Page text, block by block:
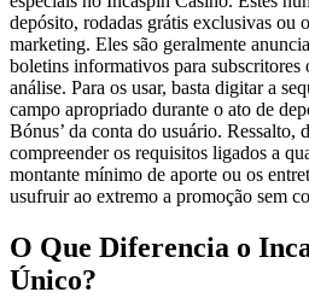
depósito, rodadas grátis exclusivas ou
marketing. Eles são geralmente
boletins informativos para subscritores
análise. Para os usar, basta digitar a
campo apropriado durante o ato de
Bónus’ da conta do usuário. Ressalto,
compreender os requisitos ligados a
montante mínimo de aporte ou os
usufruir ao extremo a promoção sem
O Que Diferencia o
Único?